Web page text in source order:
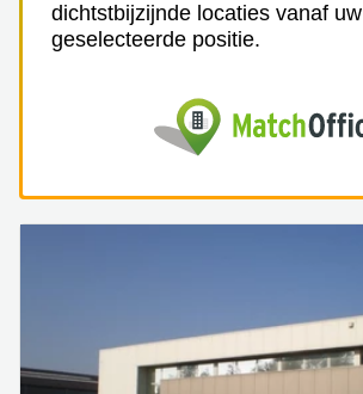
dichtstbijzijnde locaties vanaf uw
geselecteerde positie.